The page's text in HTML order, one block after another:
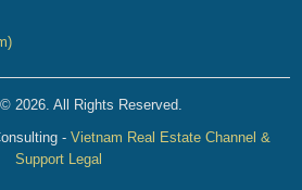
2026. All Rights Reserved.
- Vietnam Real Estate Channel &
Support Legal